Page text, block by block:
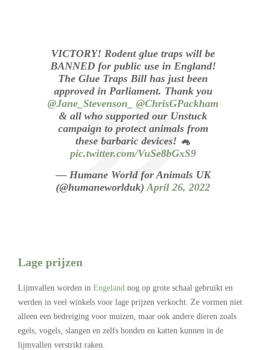
VICTORY! Rodent glue traps will be
BANNED for public use in England!
The Glue Traps Bill has just been
approved in Parliament. Thank you
@Jane_Stevenson_
@ChrisGPackham
& all who supported our Unstuck
campaign to protect animals from
these barbaric devices! 🐁
pic.twitter.com/VuSe8bGxS9
— Humane World for Animals UK
(@humaneworlduk) April 26, 2022
Lage prijzen
Lijmvallen worden in Engeland nog op grote schaal gebruikt en
werden in veel winkels voor lage prijzen verkocht. Ze vormen niet
alleen een bedreiging voor muizen, maar ook andere dieren zoals
egels, vogels, slangen en zelfs honden en katten kunnen in de
lijmvallen verstrikt raken.